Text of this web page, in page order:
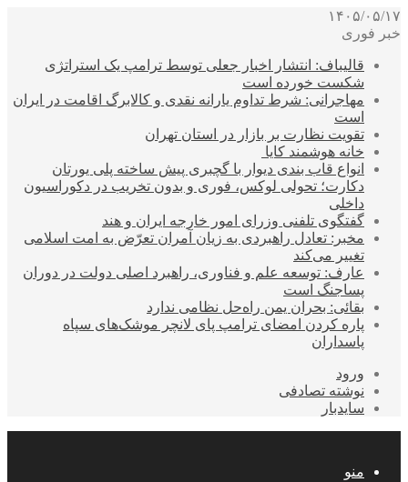
۱۴۰۵/۰۵/۱۷
خبر فوری
قالیباف: انتشار اخبار جعلی توسط ترامپ یک استراتژی
شکست خورده است
مهاجرانی: شرط تداوم یارانه نقدی و کالابرگ اقامت در ایران
است
تقویت نظارت بر بازار در استان تهران
خانه هوشمند کایا
انواع قاب بندی دیوار با گچبری پیش ساخته پلی یورتان
دکارت؛ تحولی لوکس، فوری و بدون تخریب در دکوراسیون
داخلی
گفتگوی تلفنی وزرای امور خارجه ایران و هند
مخبر: تعادل راهبردی به زیان آمران تعرّض به امت اسلامی
تغییر می‌کند
عارف: توسعه علم و فناوری، راهبرد اصلی دولت در دوران
پساجنگ است
بقائی: بحران یمن راه‌حل نظامی ندارد
پاره کردن امضای ترامپ پای لانچر موشک‌های سپاه
پاسداران
ورود
نوشته تصادفی
سایدبار
منو